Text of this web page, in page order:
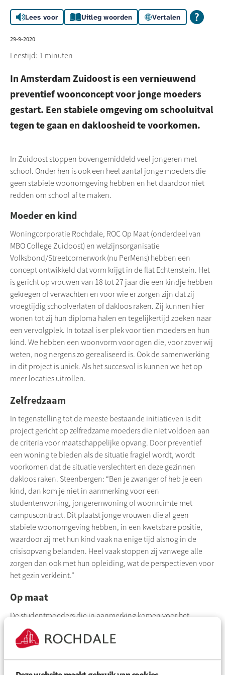
Lees voor Uitleg woorden Vertalen
29-9-2020
Leestijd: 1 minuten
In Amsterdam Zuidoost is een vernieuwend
preventief woonconcept voor jonge moeders
gestart. Een stabiele omgeving om schooluitval
tegen te gaan en dakloosheid te voorkomen.
In Zuidoost stoppen bovengemiddeld veel jongeren met
school. Onder hen is ook een heel aantal jonge moeders die
geen stabiele woonomgeving hebben en het daardoor niet
redden om school af te maken.
Moeder en kind
Woningcorporatie Rochdale, ROC Op Maat (onderdeel van
MBO College Zuidoost) en welzijnsorganisatie
Volksbond/Streetcornerwork (nu PerMens) hebben een
concept ontwikkeld dat vorm krijgt in de flat Echtenstein. Het
is gericht op vrouwen van 18 tot 27 jaar die een kindje hebben
gekregen of verwachten en voor wie er zorgen zijn dat zij
vroegtijdig schoolverlaten of dakloos raken. Zij kunnen hier
wonen tot zij hun diploma halen en tegelijkertijd zoeken naar
een vervolgplek. In totaal is er plek voor tien moeders en hun
kind. We hebben een woonvorm voor ogen die, voor zover wij
weten, nog nergens zo gerealiseerd is. Ook de samenwerking
in dit project is uniek. Als het succesvol is kunnen we het op
meer locaties uitrollen.
Zelfredzaam
In tegenstelling tot de meeste bestaande initiatieven is dit
project gericht op zelfredzame moeders die niet voldoen aan
de criteria voor maatschappelijke opvang. Door preventief
een woning te bieden als de situatie fragiel wordt, wordt
voorkomen dat de situatie verslechtert en deze gezinnen
dakloos raken. Steenbergen: “Ben je zwanger of heb je een
kind, dan kom je niet in aanmerking voor een
studentenwoning, jongerenwoning of woonruimte met
campuscontract. Dit plaatst jonge vrouwen die al geen
stabiele woonomgeving hebben, in een kwetsbare positie,
waardoor zij met hun kind vaak na enige tijd alsnog in de
crisisopvang belanden. Heel vaak stoppen zij vanwege alle
zorgen dan ook met hun opleiding, wat de perspectieven voor
het gezin verkleint.”
Op maat
De studentmoedersdie in aanmerking komen voor het
woonconcept worden aangedragen door ROC (ROC op maat)
in samenwerking met Streetcornerwork